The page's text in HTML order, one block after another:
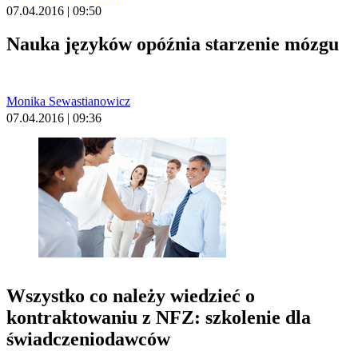
07.04.2016 | 09:50
Nauka języków opóźnia starzenie mózgu
Monika Sewastianowicz
07.04.2016 | 09:36
Wszystko co należy wiedzieć o
kontraktowaniu z NFZ: szkolenie dla
świadczeniodawców